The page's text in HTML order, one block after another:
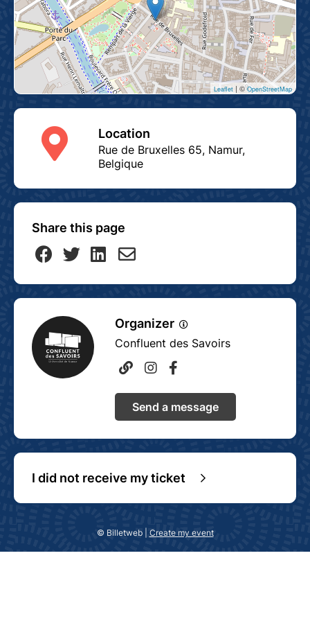
Leaflet | ©OpenStreetMap
Location
Rue de Bruxelles 65, Namur,
Belgique
Share this page
Organizer
Confluent des Savoirs
Send a message
I did not receive my ticket
© Billetweb | Create my event